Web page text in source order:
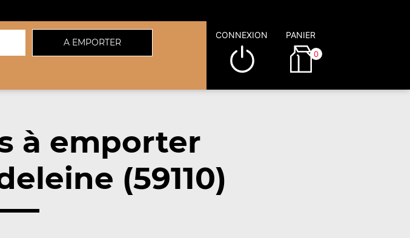
A EMPORTER
CONNEXION PANIER
0
à emporter
(59110)